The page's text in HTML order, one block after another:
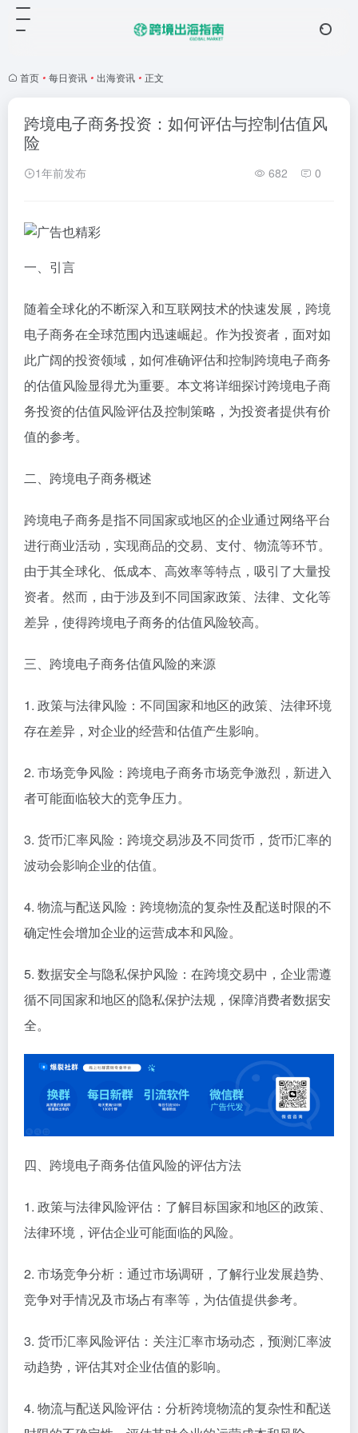
首页 • 每日资讯 • 出海资讯 • 正文
跨境电子商务投资：如何评估与控制估值风
险
1年前发布 682 0
一、引言
随着全球化的不断深入和互联网技术的快速发展，跨境
电子商务在全球范围内迅速崛起。作为投资者，面对如
此广阔的投资领域，如何准确评估和控制跨境电子商务
的估值风险显得尤为重要。本文将详细探讨跨境电子商
务投资的估值风险评估及控制策略，为投资者提供有价
值的参考。
二、跨境电子商务概述
跨境电子商务是指不同国家或地区的企业通过网络平台
进行商业活动，实现商品的交易、支付、物流等环节。
由于其全球化、低成本、高效率等特点，吸引了大量投
资者。然而，由于涉及到不同国家政策、法律、文化等
差异，使得跨境电子商务的估值风险较高。
三、跨境电子商务估值风险的来源
1. 政策与法律风险：不同国家和地区的政策、法律环境
存在差异，对企业的经营和估值产生影响。
2. 市场竞争风险：跨境电子商务市场竞争激烈，新进入
者可能面临较大的竞争压力。
3. 货币汇率风险：跨境交易涉及不同货币，货币汇率的
波动会影响企业的估值。
4. 物流与配送风险：跨境物流的复杂性及配送时限的不
确定性会增加企业的运营成本和风险。
5. 数据安全与隐私保护风险：在跨境交易中，企业需遵
循不同国家和地区的隐私保护法规，保障消费者数据安
全。
四、跨境电子商务估值风险的评估方法
1. 政策与法律风险评估：了解目标国家和地区的政策、
法律环境，评估企业可能面临的风险。
2. 市场竞争分析：通过市场调研，了解行业发展趋势、
竞争对手情况及市场占有率等，为估值提供参考。
3. 货币汇率风险评估：关注汇率市场动态，预测汇率波
动趋势，评估其对企业估值的影响。
4. 物流与配送风险评估：分析跨境物流的复杂性和配送